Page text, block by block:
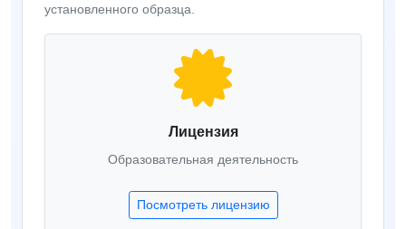
установленного образца.
Лицензия
Образовательная деятельность
Посмотреть лицензию